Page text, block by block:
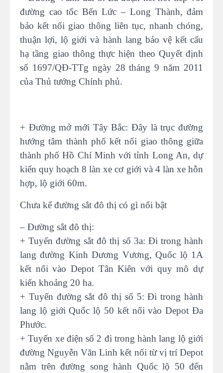
đường cao tốc Bến Lức – Long Thành, đảm
bảo kết nối giao thông liên tục, nhanh chóng,
thuận lợi, lộ giới và hành lang bảo vệ kết cấu
hạ tầng giao thông thực hiện theo Quyết định
số 1697/QĐ-TTg ngày 28 tháng 9 năm 2011
của Thủ tướng Chính phủ.
+ Đường mở mới Tây Bắc: Đây là trục đường
hướng tâm thành phố kết nối giao thông giữa
thành phố Hồ Chí Minh với tỉnh Long An, dự
kiến quy hoạch 8 làn xe cơ giới và 4 làn xe hỗn
hợp, lộ giới 60m.
Chưa kể đường sắt đô thị có gì nổi bật
– Đường sắt đô thị:
+ Tuyến đường sắt đô thị số 3a: Đi trong hành
lang đường Kinh Dương Vương, Quốc lộ 1A
kết nối vào Depot Tân Kiên với quy mô dự
kiến khoảng 20 ha.
+ Tuyến đường sắt đô thị số 5: Đi trong hành
lang lộ giới Quốc lộ 50 kết nối vào Depot Đa
Phước.
+ Tuyến xe điện số 2 đi trong hành lang lộ giới
đường Nguyễn Văn Linh kết nối từ vị trí Depot
nằm trên đường song hành Quốc lộ 50 đến